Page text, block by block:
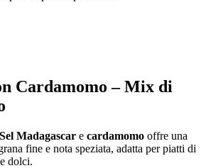
Cardamomo – Mix di
Madagascar e cardamomo offre una
fine e nota speziata, adatta per piatti di
dolci.